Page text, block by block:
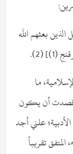
بعثهم الله
(2).
ما
قصدت أن يكون
علني أجد
تقريباً